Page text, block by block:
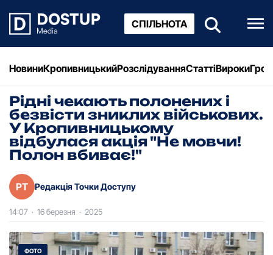
СПІЛЬНОТА
НовиниКропивницькийРозслідуванняСтаттіВироки
Рідні чекають полонених і
безвісти зниклих військових.
У Кропивницькому
відбулася акція "Не мовчи!
Полон вбиває!"
РТ Редакція Точки Доступу
14:07 · 16 березня · 2025